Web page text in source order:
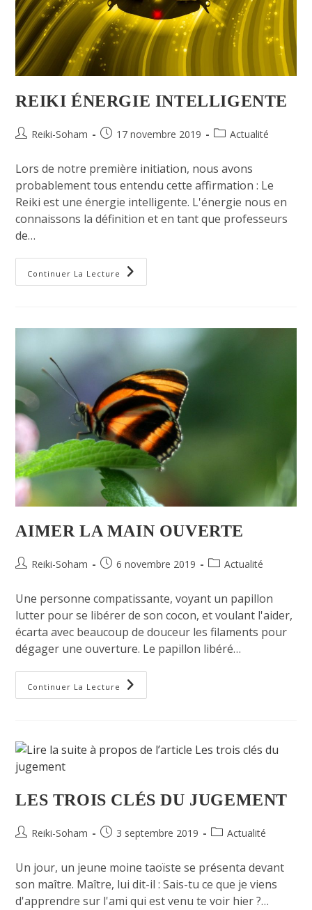
REIKI ÉNERGIE INTELLIGENTE
Reiki-Soham 17 novembre 2019 Actualité
Lors de notre première initiation, nous avons
probablement tous entendu cette affirmation : Le
Reiki est une énergie intelligente. L'énergie nous en
connaissons la définition et en tant que professeurs
de…
Continuer La Lecture
AIMER LA MAIN OUVERTE
Reiki-Soham 6 novembre 2019 Actualité
Une personne compatissante, voyant un papillon
lutter pour se libérer de son cocon, et voulant l'aider,
écarta avec beaucoup de douceur les filaments pour
dégager une ouverture. Le papillon libéré…
Continuer La Lecture
LES TROIS CLÉS DU JUGEMENT
Reiki-Soham 3 septembre 2019 Actualité
Un jour, un jeune moine taoïste se présenta devant
son maître. Maître, lui dit-il : Sais-tu ce que je viens
d'apprendre sur l'ami qui est venu te voir hier ?…